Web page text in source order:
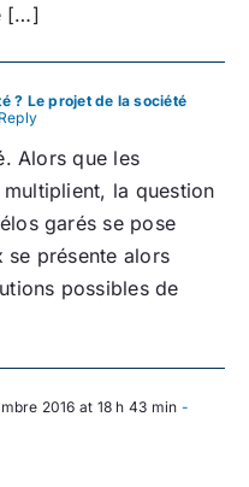
[…]
? Le projet de la société
Alors que les
la question
garés se pose
se présente alors
possibles de
2016 at 18 h 43 min -